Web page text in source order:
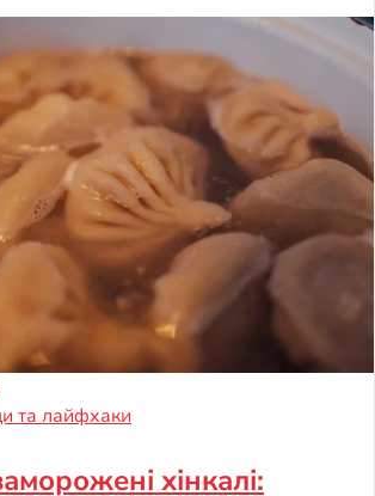
та лайфхаки
хінкалі: